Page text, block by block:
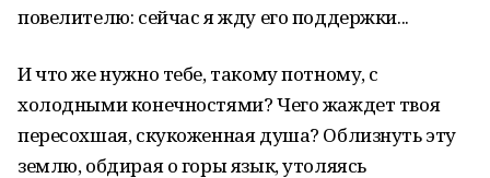
повелителю: сейчас я жду его поддержки...
И что же нужно тебе, такому потному, с
холодными конечностями? Чего жаждет твоя
пересохшая, скукоженная душа? Облизнуть эту
землю, обдирая о горы язык, утоляясь